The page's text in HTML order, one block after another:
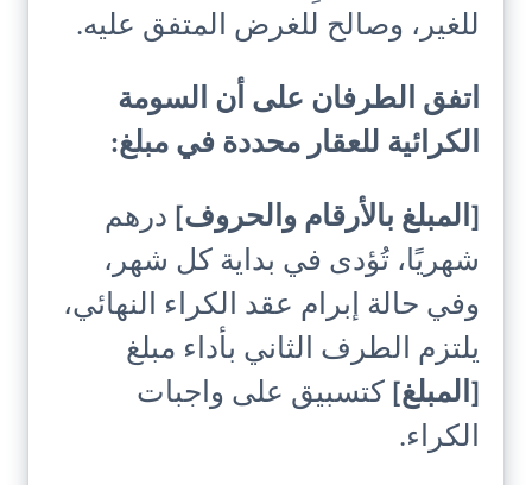
للغير، وصالح للغرض المتفق عليه.
اتفق الطرفان على أن السومة
الكرائية للعقار محددة في مبلغ:
[المبلغ بالأرقام والحروف] درهم
شهريًا، تُؤدى في بداية كل شهر،
وفي حالة إبرام عقد الكراء النهائي،
يلتزم الطرف الثاني بأداء مبلغ
[المبلغ]
كتسبيق على واجبات
الكراء.